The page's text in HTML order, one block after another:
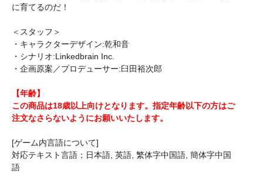
に育てるのだ！
＜スタッフ＞
・キャラクターデザイン:乾和音
・シナリオ:Linkedbrain Inc.
・企画原案／プロデューサー:臼田裕次郎
【年齢】
この商品は18歳以上向けとなります。指定年齢以下の方はご
注文なさらないようにお願いいたします。
[ゲーム内言語について]
対応テキスト言語；日本語, 英語, 繁体字中国語, 簡体字中国
語